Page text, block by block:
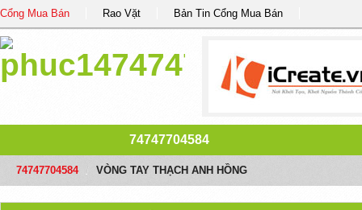
Cổng Mua Bán Rao Vặt Bản Tin Cổng Mua Bán
74747704584
74747704584 VÒNG TAY THẠCH ANH HỒNG